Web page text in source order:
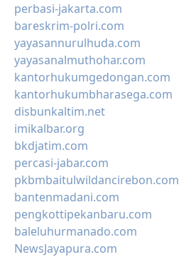
perbasi-jakarta.com
bareskrim-polri.com
yayasannurulhuda.com
yayasanalmuthohar.com
kantorhukumgedongan.com
kantorhukumbharasega.com
disbunkaltim.net
imikalbar.org
bkdjatim.com
percasi-jabar.com
pkbmbaitulwildancirebon.com
bantenmadani.com
pengkottipekanbaru.com
baleluhurmanado.com
NewsJayapura.com